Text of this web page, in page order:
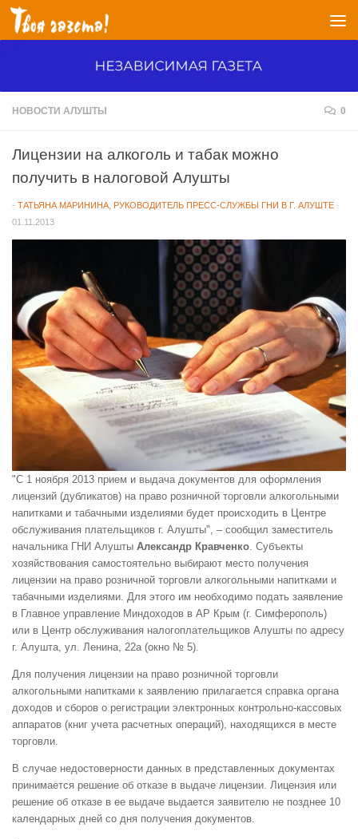
Перейти к содержимому
НОВОСТИ АЛУШТЫ 0
Лицензии на алкоголь и табак можно
получить в налоговой Алушты
- ТАТЬЯНА МАРИНИНА, РУКОВОДИТЕЛЬ ПРЕСС-СЛУЖБЫ ГНИ В Г. АЛУШТЕ ·
01.11.2013
"С 1 ноября 2013 прием и выдача документов для оформления
лицензий (дубликатов) на право розничной торговли алкогольными
напитками и табачными изделиями будет происходить в Центре
обслуживания плательщиков г. Алушты", – сообщил заместитель
начальника ГНИ Алушты Александр Кравченко. Субъекты
хозяйствования самостоятельно выбирают место получения
лицензии на право розничной торговли алкогольными напитками и
табачными изделиями. Для этого им необходимо подать заявление
в Главное управление Миндоходов в АР Крым (г. Симферополь)
или в Центр обслуживания налогоплательщиков Алушты по адресу
г. Алушта, ул. Ленина, 22а (окно № 5).
Для получения лицензии на право розничной торговли
алкогольными напитками к заявлению прилагается справка органа
доходов и сборов о регистрации электронных контрольно-кассовых
аппаратов (книг учета расчетных операций), находящихся в месте
торговли.
В случае недостоверности данных в представленных документах
принимается решение об отказе в выдаче лицензии. Лицензия или
решение об отказе в ее выдаче выдается заявителю не позднее 10
календарных дней со дня получения документов.